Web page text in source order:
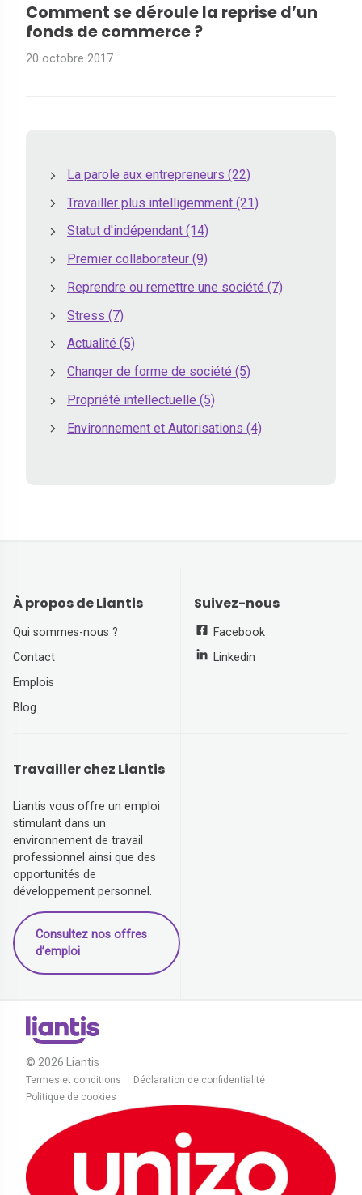
Comment se déroule la reprise d’un
fonds de commerce ?
20 octobre 2017
La parole aux entrepreneurs (22)
Travailler plus intelligemment (21)
Statut d'indépendant (14)
Premier collaborateur (9)
Reprendre ou remettre une société (7)
Stress (7)
Actualité (5)
Changer de forme de société (5)
Propriété intellectuelle (5)
Environnement et Autorisations (4)
À propos de Liantis
Qui sommes-nous ?
Contact
Emplois
Blog
Suivez-nous
Facebook
Linkedin
Travailler chez Liantis
Liantis vous offre un emploi
stimulant dans un
environnement de travail
professionnel ainsi que des
opportunités de
développement personnel.
Consultez nos offres
d’emploi
© 2026 Liantis
Termes et conditions
Déclaration de confidentialité
Politique de cookies